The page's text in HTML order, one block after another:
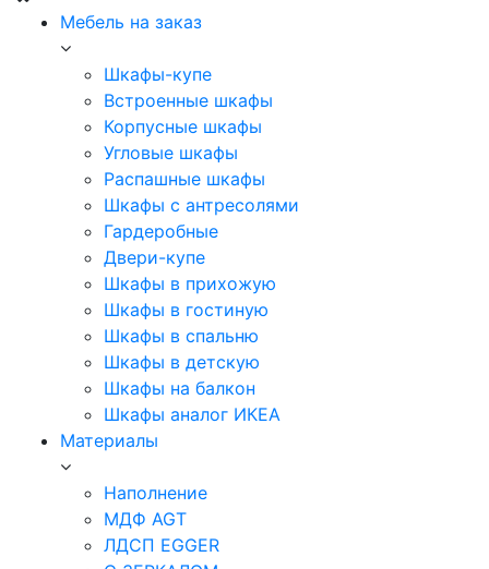
Мебель на заказ
Шкафы-купе
Встроенные шкафы
Корпусные шкафы
Угловые шкафы
Распашные шкафы
Шкафы с антресолями
Гардеробные
Двери-купе
Шкафы в прихожую
Шкафы в гостиную
Шкафы в спальню
Шкафы в детскую
Шкафы на балкон
Шкафы аналог ИКЕА
Материалы
Наполнение
МДФ AGT
ЛДСП EGGER